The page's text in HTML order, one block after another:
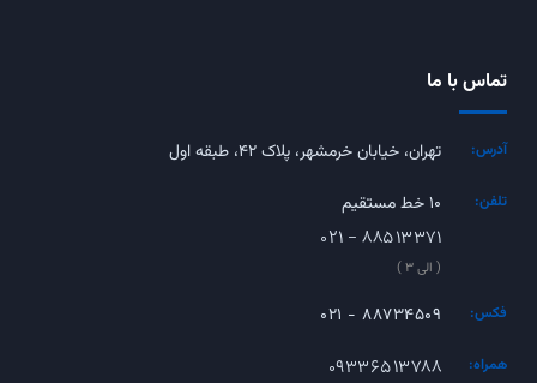
تماس با ما
آدرس: تهران، خیابان خرمشهر، پلاک ۴۲، طبقه اول
تلفن: ۱۰ خط مستقیم
۰۲۱ - ۸۸۵۱۳۳۷۱
( الی ۳ )
فکس: ۰۲۱ - ۸۸۷۳۴۵۰۹
همراه: ۰۹۳۳۶۵۱۳۷۸۸